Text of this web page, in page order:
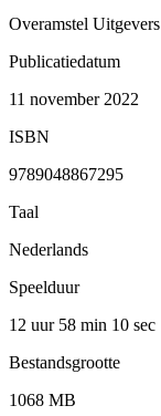
Overamstel Uitgevers
Publicatiedatum
11 november 2022
ISBN
9789048867295
Taal
Nederlands
Speelduur
12 uur 58 min 10 sec
Bestandsgrootte
1068 MB